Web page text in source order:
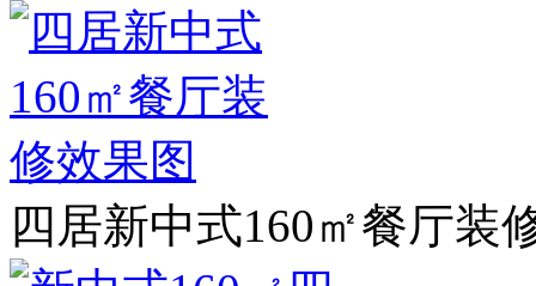
四居新中式160㎡餐厅装